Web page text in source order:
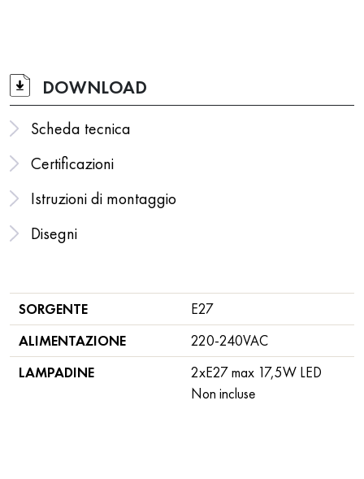
DOWNLOAD
Scheda tecnica
Certificazioni
Istruzioni di montaggio
Disegni
SORGENTE
E27
ALIMENTAZIONE
220-240VAC
LAMPADINE
2xE27 max 17,5W LED
Non incluse